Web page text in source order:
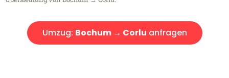
Umzug: Bochum → Corlu anfragen